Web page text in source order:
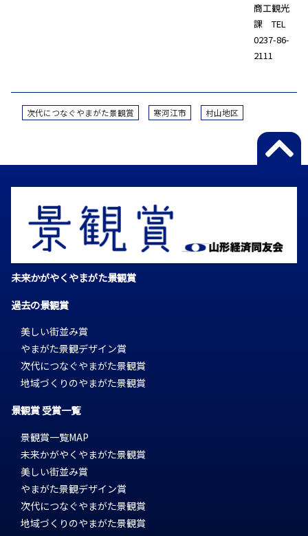
商工観光
課 TEL
0237-86-
2111
次代につなぐやまがた景観賞 寒河江市 村山地区
未来かがやくやまがた景観賞
過去の景観賞
美しい街並み賞
やまがた景観デザイン賞
次代につなぐやまがた景観賞
地域づくりのやまがた景観賞
景観賞 受賞一覧
景観賞一覧MAP
未来かがやくやまがた景観賞
美しい街並み賞
やまがた景観デザイン賞
次代につなぐやまがた景観賞
地域づくりのやまがた景観賞